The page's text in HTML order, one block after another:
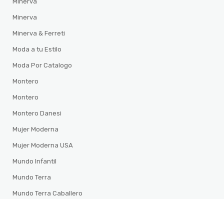
Minerva
Minerva & Ferreti
Moda a tu Estilo
Moda Por Catalogo
Montero
Montero
Montero Danesi
Mujer Moderna
Mujer Moderna USA
Mundo Infantil
Mundo Terra
Mundo Terra Caballero